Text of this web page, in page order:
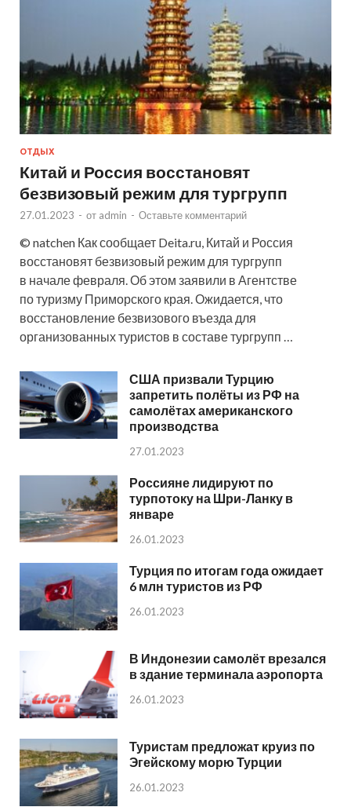
ОТДЫХ
Китай и Россия восстановят
безвизовый режим для тургрупп
27.01.2023 - от admin - Оставьте комментарий
© natchen Как сообщает Deita.ru, Китай и Россия
восстановят безвизовый режим для тургрупп
в начале февраля. Об этом заявили в Агентстве
по туризму Приморского края. Ожидается, что
восстановление безвизового въезда для
организованных туристов в составе тургрупп …
США призвали Турцию
запретить полёты из РФ на
самолётах американского
производства
27.01.2023
Россияне лидируют по
турпотоку на Шри-Ланку в
январе
26.01.2023
Турция по итогам года ожидает
6 млн туристов из РФ
26.01.2023
В Индонезии самолёт врезался
в здание терминала аэропорта
26.01.2023
Туристам предложат круиз по
Эгейскому морю Турции
26.01.2023